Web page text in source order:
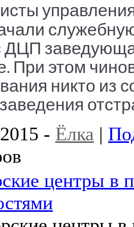
ДЦП
При этом
никто из
- Ёлка |
центры в